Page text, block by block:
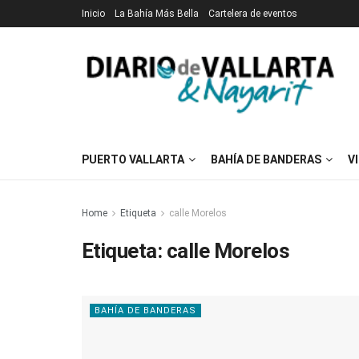
Inicio La Bahía Más Bella Cartelera de eventos
PUERTO VALLARTA BAHÍA DE BANDERAS
Home Etiqueta calle Morelos
Etiqueta: calle Morelos
BAHÍA DE BANDERAS